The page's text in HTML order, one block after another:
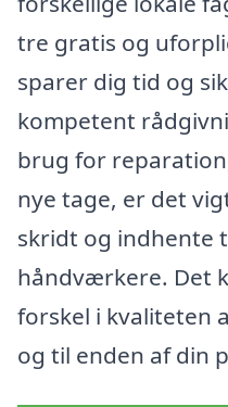
tre gratis og
sparer dig tid og
kompetent
brug for
nye tage, er det
skridt og indhente
håndværkere. Det
forskel i kvaliteten
og til enden af din